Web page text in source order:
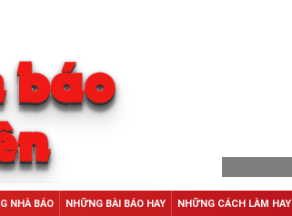
NHÀ BÁO NHỮNG BÀI BÁO HAY NHỮNG CÁCH LÀM HAY